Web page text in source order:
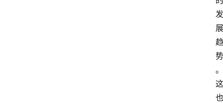
发
展
趋
势
。
这
也